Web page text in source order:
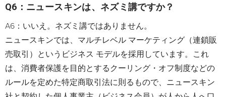
Q6：ニュースキンは、ネズミ講ですか？
A6：いいえ。ネズミ講ではありません。
ニュースキンでは、マルチレベル マーケティング（連鎖販
売取引）というビジネス モデルを採用しています。これ
は、消費者保護を目的とするクーリング・オフ制度などの
ルールを定めた特定商取引法に則るもので、ニュースキン